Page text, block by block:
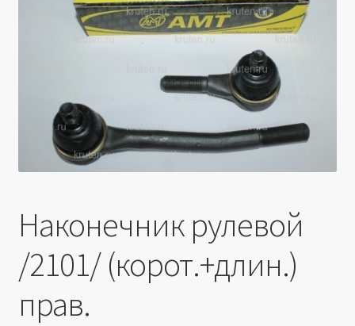
Наконечник рулевой
/2101/ (корот.+длин.)
прав.